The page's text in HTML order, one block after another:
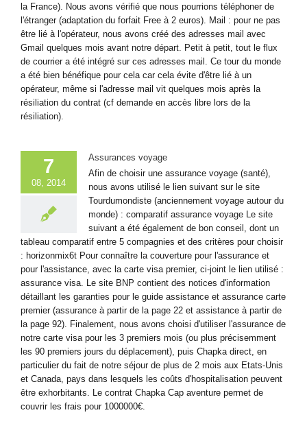
la France). Nous avons vérifié que nous pourrions téléphoner de
l'étranger (adaptation du forfait Free à 2 euros). Mail : pour ne pas
être lié à l'opérateur, nous avons créé des adresses mail avec
Gmail quelques mois avant notre départ. Petit à petit, tout le flux
de courrier a été intégré sur ces adresses mail. Ce tour du monde
a été bien bénéfique pour cela car cela évite d'être lié à un
opérateur, même si l'adresse mail vit quelques mois après la
résiliation du contrat (cf demande en accès libre lors de la
résiliation).
7
08, 2014
Assurances voyage
Afin de choisir une assurance voyage (santé),
nous avons utilisé le lien suivant sur le site
Tourdumondiste (anciennement voyage autour du
monde) : comparatif assurance voyage Le site
suivant a été également de bon conseil, dont un
tableau comparatif entre 5 compagnies et des critères pour choisir
: horizonmix6t Pour connaître la couverture pour l'assurance et
pour l'assistance, avec la carte visa premier, ci-joint le lien utilisé :
assurance visa. Le site BNP contient des notices d'information
détaillant les garanties pour le guide assistance et assurance carte
premier (assurance à partir de la page 22 et assistance à partir de
la page 92). Finalement, nous avons choisi d'utiliser l'assurance de
notre carte visa pour les 3 premiers mois (ou plus précisemment
les 90 premiers jours du déplacement), puis Chapka direct, en
particulier du fait de notre séjour de plus de 2 mois aux Etats-Unis
et Canada, pays dans lesquels les coûts d'hospitalisation peuvent
être exhorbitants. Le contrat Chapka Cap aventure permet de
couvrir les frais pour 1000000€.